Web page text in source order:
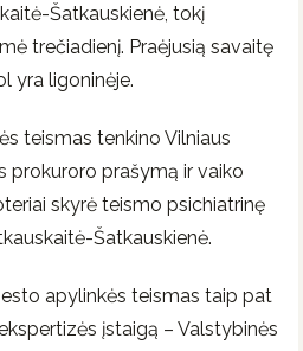
Šatkauskienė, tokį
trečiadienį. Praėjusią savaitę
yra ligoninėje.
teismas tenkino Vilniaus
prokuroro prašymą ir vaiko
skyrė teismo psichiatrinę
Šatkauskienė.
apylinkės teismas taip pat
įstaigą – Valstybinės